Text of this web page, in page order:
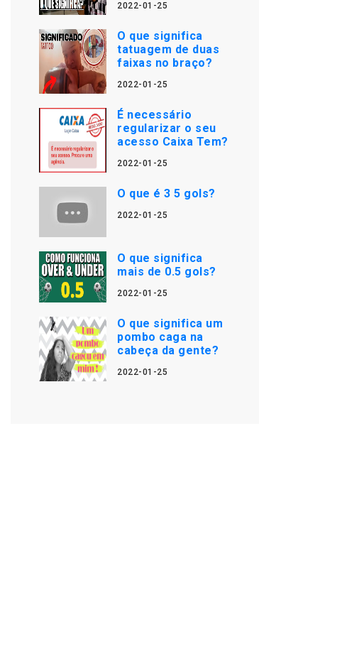
2022-01-25
O que significa
tatuagem de duas
faixas no braço?
2022-01-25
É necessário
regularizar o seu
acesso Caixa Tem?
2022-01-25
O que é 3 5 gols?
2022-01-25
O que significa
mais de 0.5 gols?
2022-01-25
O que significa um
pombo caga na
cabeça da gente?
2022-01-25